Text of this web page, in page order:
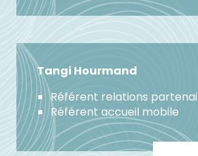
Tangi Hourmand
Référent relations
Référent accueil mobile